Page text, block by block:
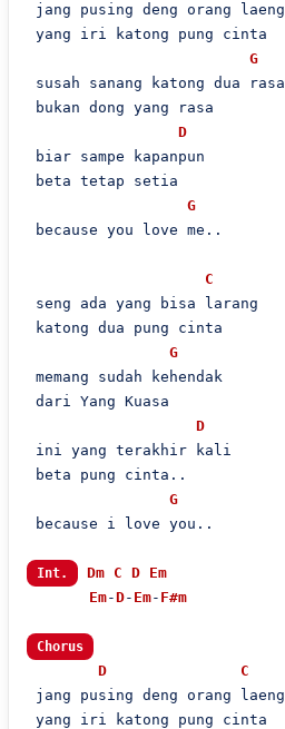
jang pusing deng orang laeng
yang iri katong pung cinta
G
susah sanang katong dua rasa
bukan dong yang rasa
D
biar sampe kapanpun
beta tetap setia
G
because you love me..
C
seng ada yang bisa larang
katong dua pung cinta
G
memang sudah kehendak
dari Yang Kuasa
D
ini yang terakhir kali
beta pung cinta..
G
because i love you..
Int. Dm C D
Em
Em-D- Em- F#m
Chorus
D
C
jang pusing deng orang laeng
yang iri katong pung cinta